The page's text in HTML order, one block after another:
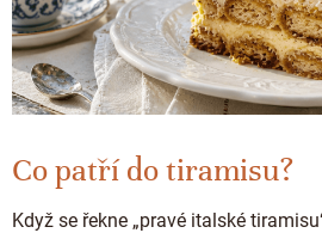
Co patří do tiramisu?
Když se řekne „pravé italské